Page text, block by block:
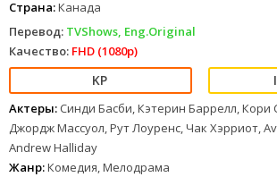
Страна:Канада
Перевод: TVShows, Eng.Original
Качество: FHD (1080p)
Актеры: Синди Басби, Кэтерин Баррелл, Кори
Джордж Массуол, Рут Лоуренс, Чак Хэрриот,
Andrew Halliday
Жанр:Комедия, Мелодрама